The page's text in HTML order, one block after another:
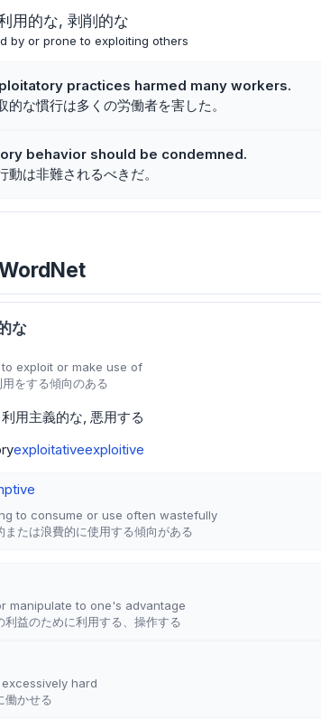
用的な 剥削的な
by or prone to exploiting others
practices harmed many workers.
的な慣行は多くの労働者を害した。
behavior should be condemned.
動は非難されるべきだ。
な
exploit or make use of
をする傾向のある
利用主義的な 悪用する
exploitativeexploitive
to consume or use often wastefully
または浪費的に使用する傾向がある
manipulate to one's advantage
利益のために利用する、操作する
hard
働かせる